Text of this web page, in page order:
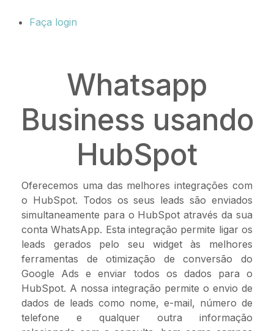
Faça login
Whatsapp
Business usando
HubSpot
Oferecemos uma das melhores integrações com
o HubSpot. Todos os seus leads são enviados
simultaneamente para o HubSpot através da sua
conta WhatsApp. Esta integração permite ligar os
leads gerados pelo seu widget às melhores
ferramentas de otimização de conversão do
Google Ads e enviar todos os dados para o
HubSpot. A nossa integração permite o envio de
dados de leads como nome, e-mail, número de
telefone e qualquer outra informação